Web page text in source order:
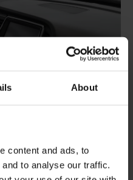
About
content and ads, to
to analyse our traffic.
REVOR I BILENS